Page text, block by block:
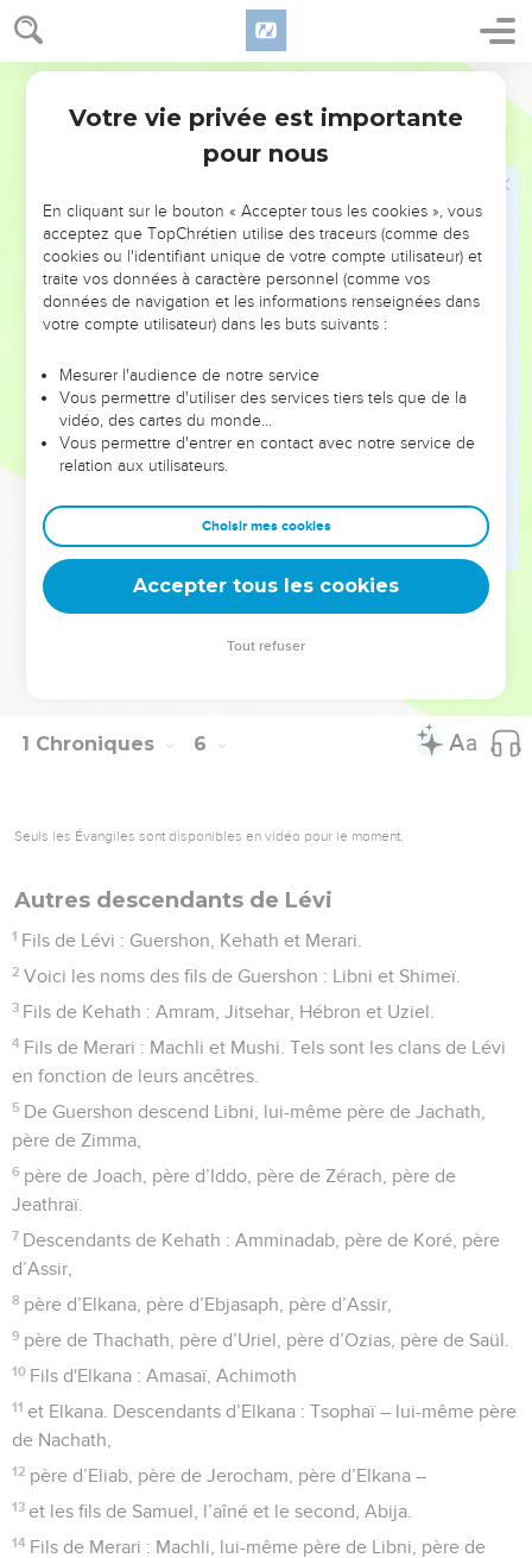
1 Chroniques 5
à Gozan, où ils sont restés jusqu'à aujourd’hui.
Les descendants de Lévi: les grands-prêtres
Fils de Lévi : Guershon, Kehath et Merari.
Fils de Kehath : Amram, Jitsehar, Hébron et Uziel.
Nadab, Abihu, Eléazar et Ithamar.
Eléazar eut pour fils Phinées ; Phinées eut Abishua ;
Abishua eut pour fils Bukki ; Bukki eut Uzzi ;
Uzzi eut pour fils Zerachja ; Zerachja eut Merajoth ;
Achithub eut pour fils Tsadok ; Tsadok eut Achimaats ;
Achimaats eut pour fils Azaria ; Azaria eut Jochanan ;
Jochanan eut pour fils Azaria, qui exerça ses fonctions de
Azaria eut pour fils Amaria ; Amaria eut Achithub ;
Achithub eut pour fils Tsadok ; Tsadok eut Shallum ;
Shallum eut pour fils Hilkija ; Hilkija eut Azaria ;
1 Chroniques 6
Seuls les Évangiles sont disponibles en vidéo pour le moment.
Autres descendants de Lévi
1 Fils de Lévi : Guershon, Kehath et Merari.
2 Voici les noms des fils de Guershon : Libni et Shimeï.
3 Fils de Kehath : Amram, Jitsehar, Hébron et Uziel.
4 Fils de Merari : Machli et Mushi. Tels sont les clans de Lévi
en fonction de leurs ancêtres.
5 De Guershon descend Libni, lui-même père de Jachath,
père de Zimma,
6 père de Joach, père d’Iddo, père de Zérach, père de
Jeathraï.
7 Descendants de Kehath : Amminadab, père de Koré, père
d’Assir,
8 père d’Elkana, père d’Ebjasaph, père d’Assir,
9 père de Thachath, père d’Uriel, père d’Ozias, père de Saül.
10 Fils d'Elkana : Amasaï, Achimoth
11 et Elkana. Descendants d’Elkana : Tsophaï – lui-même père
de Nachath,
12 père d’Eliab, père de Jerocham, père d’Elkana –
13 et les fils de Samuel, l’aîné et le second, Abija.
14 Fils de Merari : Machli, lui-même père de Libni, père de
Votre vie privée est importante
pour nous
En cliquant sur le bouton « Accepter tous les cookies », vous
acceptez que TopChrétien utilise des traceurs (comme des
cookies ou l'identifiant unique de votre compte utilisateur) et
traite vos données à caractère personnel (comme vos
données de navigation et les informations renseignées dans
votre compte utilisateur) dans les buts suivants :
Mesurer l'audience de notre service
Vous permettre d'utiliser des services tiers tels que de la
vidéo, des cartes du monde…
Vous permettre d'entrer en contact avec notre service de
relation aux utilisateurs.
Choisir mes cookies
Accepter tous les cookies
Tout refuser